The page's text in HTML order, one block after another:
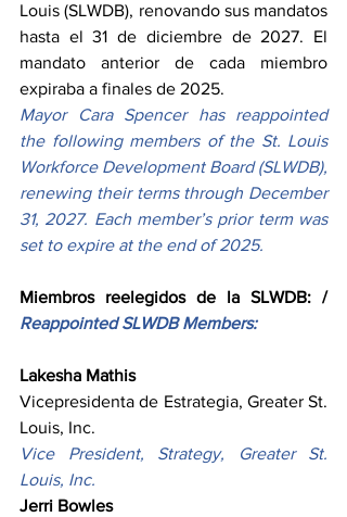
Louis (SLWDB), renovando sus mandatos
hasta el 31 de diciembre de 2027. El
mandato anterior de cada miembro
expiraba a finales de 2025.
Mayor Cara Spencer has reappointed
the following members of the St. Louis
Workforce Development Board (SLWDB),
renewing their terms through December
31, 2027. Each member’s prior term was
set to expire at the end of 2025.
Miembros reelegidos de la SLWDB: /
Reappointed SLWDB Members:
Lakesha Mathis
Vicepresidenta de Estrategia, Greater St.
Louis, Inc.
Vice President, Strategy, Greater St.
Louis, Inc.
Jerri Bowles